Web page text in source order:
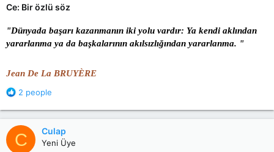
Ce: Bir özlü söz
"Dünyada başarı kazanmanın iki yolu vardır: Ya kendi aklından
yararlanma ya da başkalarının akılsızlığından yararlanma. "
Jean De La BRUYÈRE
R
a
c
t
i
2 people
C Culap
Yeni Üye